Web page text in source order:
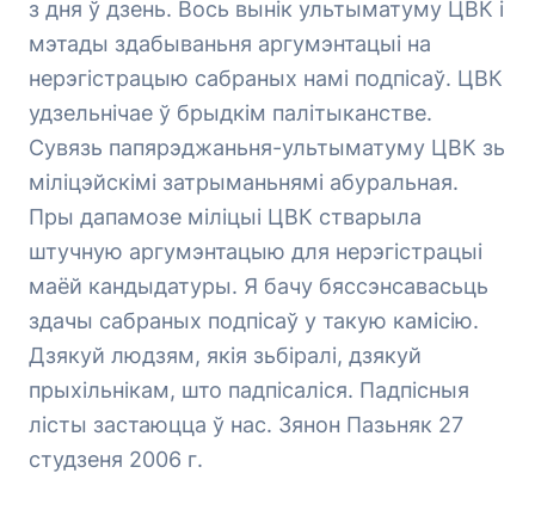
з дня ў дзень. Вось вынік ультыматуму ЦВК і
мэтады здабываньня аргумэнтацыі на
нерэгістрацыю сабраных намі подпісаў. ЦВК
удзельнічае ў брыдкім палітыканстве.
Сувязь папярэджаньня-ультыматуму ЦВК зь
міліцэйскімі затрыманьнямі абуральная.
Пры дапамозе міліцыі ЦВК стварыла
штучную аргумэнтацыю для нерэгістрацыі
маёй кандыдатуры. Я бачу бяссэнсавасьць
здачы сабраных подпісаў у такую камісію.
Дзякуй людзям, якія зьбіралі, дзякуй
прыхільнікам, што падпісаліся. Падпісныя
лісты застаюцца ў нас. Зянон Пазьняк 27
студзеня 2006 г.